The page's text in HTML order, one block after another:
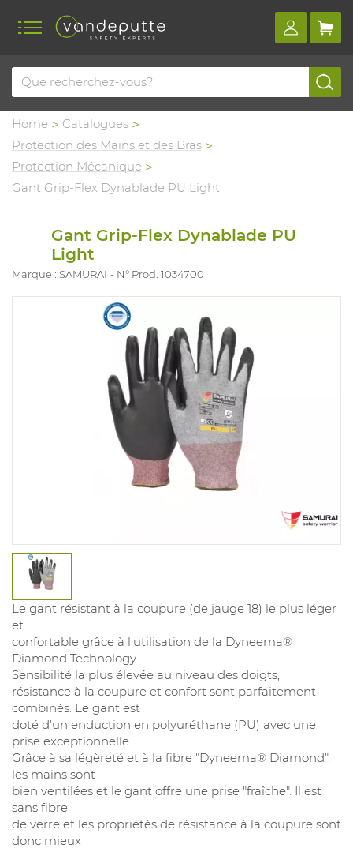
Home
Catalogues
Protection des Mains et des Bras
Protection Mécanique
Gant Grip-Flex Dynablade PU Light
Gant Grip-Flex Dynablade PU
Light
Marque : SAMURAI N° Prod. 1034700
Le gant résistant à la coupure (de jauge 18) le plus léger
et
confortable grâce à l'utilisation de la Dyneema®
Diamond Technology.
Sensibilité la plus élevée au niveau des doigts,
résistance à la coupure et confort sont parfaitement
combinés. Le gant est
doté d'un enduction en polyuréthane (PU) avec une
prise exceptionnelle.
Grâce à sa légèreté et à la fibre "Dyneema® Diamond",
les mains sont
bien ventilées et le gant offre une prise "fraîche". Il est
sans fibre
de verre et les propriétés de résistance à la coupure sont
donc mieux